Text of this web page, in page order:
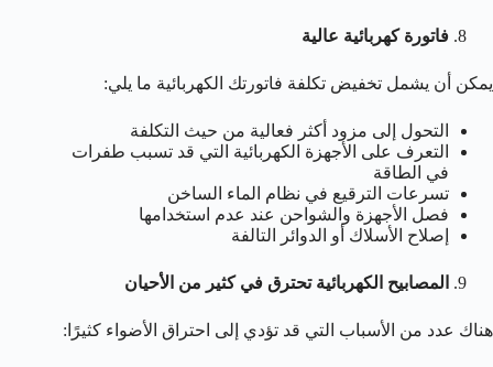
فاتورة كهربائية عالية
يمكن أن يشمل تخفيض تكلفة فاتورتك الكهربائية ما يلي:
التحول إلى مزود أكثر فعالية من حيث التكلفة
التعرف على الأجهزة الكهربائية التي قد تسبب طفرات
في الطاقة
تسرعات الترقيع في نظام الماء الساخن
فصل الأجهزة والشواحن عند عدم استخدامها
إصلاح الأسلاك أو الدوائر التالفة
المصابيح الكهربائية تحترق في كثير من الأحيان
هناك عدد من الأسباب التي قد تؤدي إلى احتراق الأضواء كثيرًا: